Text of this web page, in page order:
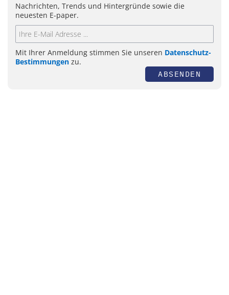
Nachrichten, Trends und Hintergründe sowie die
neuesten E-paper.
Mit Ihrer Anmeldung stimmen Sie unseren Datenschutz-
Bestimmungen zu.
ABSENDEN